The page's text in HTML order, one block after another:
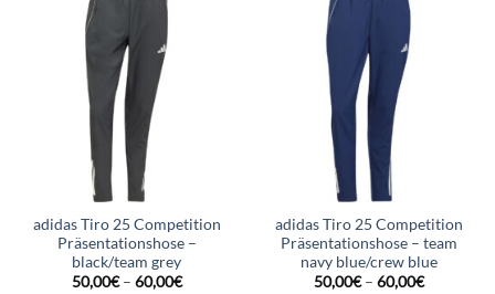
adidas Tiro 25 Competition
Präsentationshose –
black/team grey
50,00€– 60,00€
adidas Tiro 25 Competition
Präsentationshose – team
navy blue/crew blue
50,00€– 60,00€